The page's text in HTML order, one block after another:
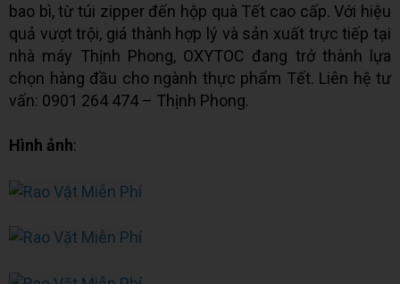
bao bì, từ túi zipper đến hộp quà Tết cao cấp. Với hiệu
quả vượt trội, giá thành hợp lý và sản xuất trực tiếp tại
nhà máy Thịnh Phong, OXYTOC đang trở thành lựa
chọn hàng đầu cho ngành thực phẩm Tết. Liên hệ tư
vấn: 0901 264 474 – Thịnh Phong.
Hình ảnh: